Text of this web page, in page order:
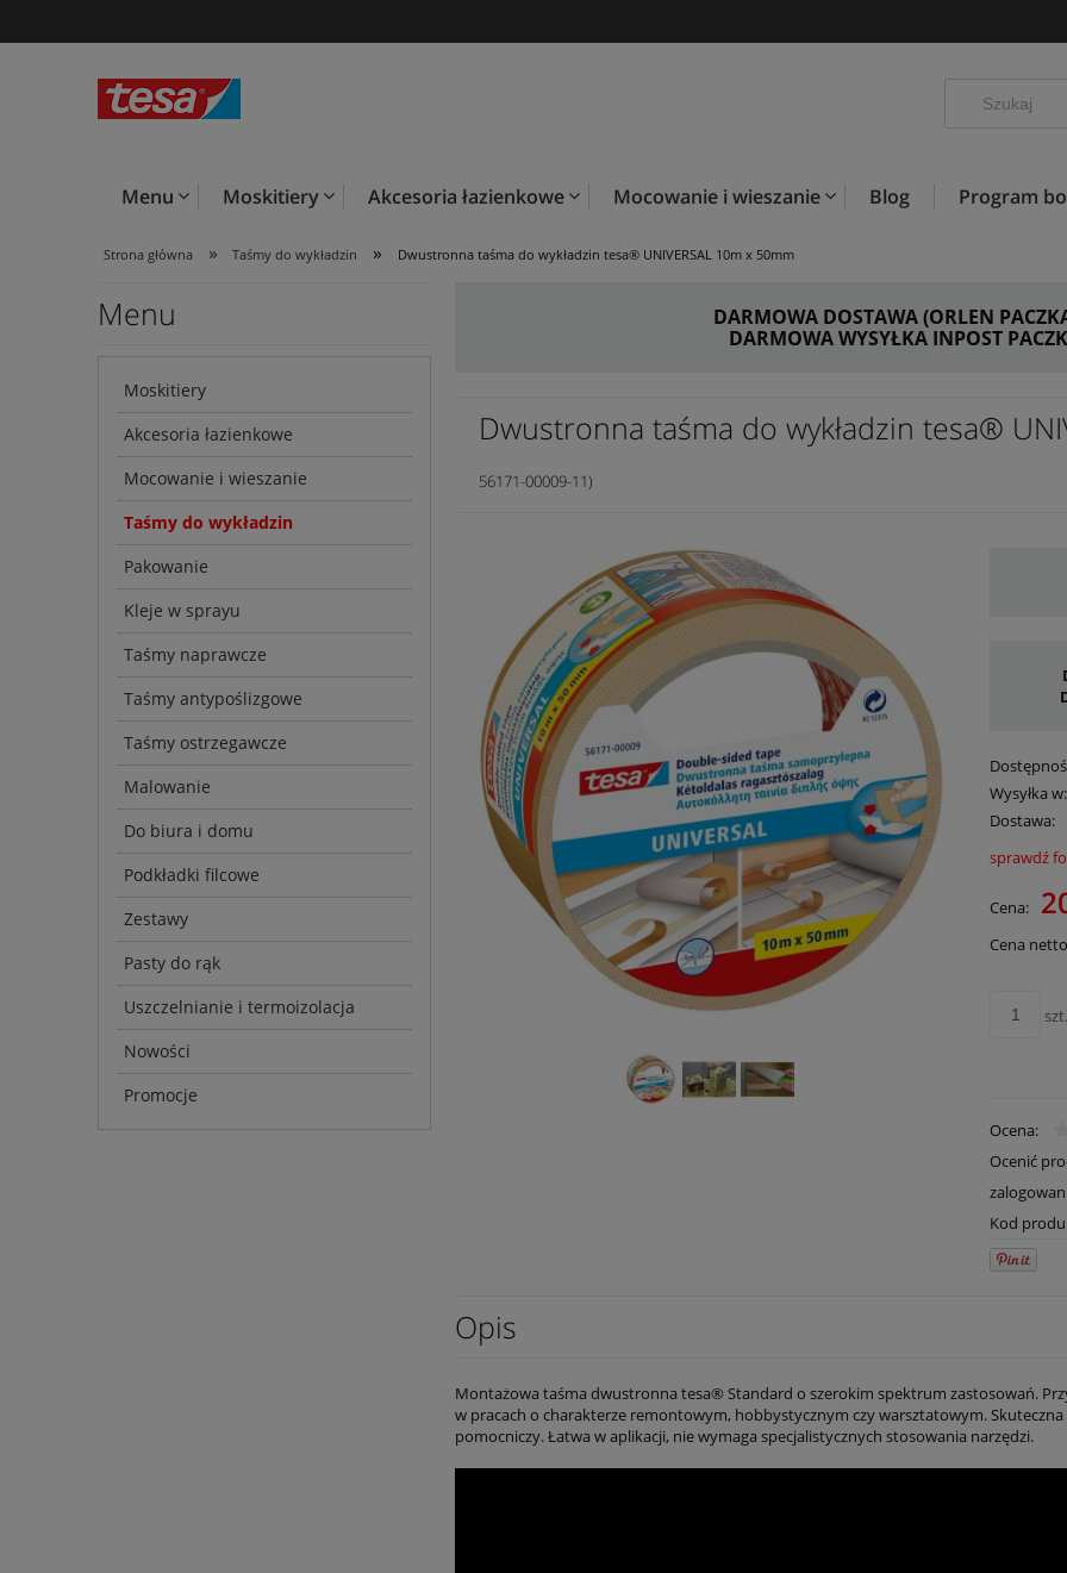
Menu Moskitiery Akcesoria łazienkowe Mocowanie i wieszanie Blog Program
Strona główna » Taśmy do wykładzin » Dwustronna taśma do wykładzin tesa® UNIVERSAL 10m x 50mm
Menu
Moskitiery
Akcesoria łazienkowe
Mocowanie i wieszanie
Taśmy do wykładzin
Pakowanie
Kleje w sprayu
Taśmy naprawcze
Taśmy antypoślizgowe
Taśmy ostrzegawcze
Malowanie
Do biura i domu
Podkładki filcowe
Zestawy
Pasty do rąk
Uszczelnianie i termoizolacja
Nowości
Promocje
DARMOWA DOSTAWA (ORLEN
DARMOWA WYSYŁKA INPOST
Dwustronna taśma do wykładzin tesa®
56171-00009-11)
Wysyłka w:
Dostawa:
sprawdź
Cena:
Cena
Ocena:
Ocenić
Kod
Opis
Montażowa taśma dwustronna tesa® Standard o szerokim spektrum zastosowań.
w pracach o charakterze remontowym, hobbystycznym czy warsztatowym.
pomocniczy. Łatwa w aplikacji, nie wymaga specjalistycznych stosowania narzędzi.